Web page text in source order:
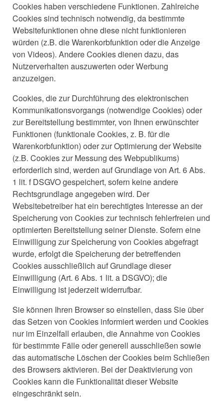
Cookies haben verschiedene Funktionen. Zahlreiche
Cookies sind technisch notwendig, da bestimmte
Websitefunktionen ohne diese nicht funktionieren
würden (z.B. die Warenkorbfunktion oder die Anzeige
von Videos). Andere Cookies dienen dazu, das
Nutzerverhalten auszuwerten oder Werbung
anzuzeigen.
Cookies, die zur Durchführung des elektronischen
Kommunikationsvorgangs (notwendige Cookies) oder
zur Bereitstellung bestimmter, von Ihnen erwünschter
Funktionen (funktionale Cookies, z. B. für die
Warenkorbfunktion) oder zur Optimierung der Website
(z.B. Cookies zur Messung des Webpublikums)
erforderlich sind, werden auf Grundlage von Art. 6 Abs.
1 lit. f DSGVO gespeichert, sofern keine andere
Rechtsgrundlage angegeben wird. Der
Websitebetreiber hat ein berechtigtes Interesse an der
Speicherung von Cookies zur technisch fehlerfreien und
optimierten Bereitstellung seiner Dienste. Sofern eine
Einwilligung zur Speicherung von Cookies abgefragt
wurde, erfolgt die Speicherung der betreffenden
Cookies ausschließlich auf Grundlage dieser
Einwilligung (Art. 6 Abs. 1 lit. a DSGVO); die
Einwilligung ist jederzeit widerrufbar.
Sie können Ihren Browser so einstellen, dass Sie über
das Setzen von Cookies informiert werden und Cookies
nur im Einzelfall erlauben, die Annahme von Cookies
für bestimmte Fälle oder generell ausschließen sowie
das automatische Löschen der Cookies beim Schließen
des Browsers aktivieren. Bei der Deaktivierung von
Cookies kann die Funktionalität dieser Website
eingeschränkt sein.